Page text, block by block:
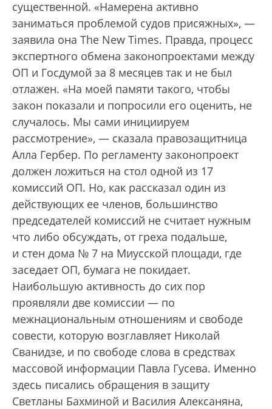
существенной. «Намерена активно
заниматься проблемой судов присяжных», —
заявила она The New Times. Правда, процесс
экспертного обмена законопроектами между
ОП и Госдумой за 8 месяцев так и не был
отлажен. «На моей памяти такого, чтобы
закон показали и попросили его оценить, не
случалось. Мы сами инициируем
рассмотрение», — сказала правозащитница
Алла Гербер. По регламенту законопроект
должен ложиться на стол одной из 17
комиссий ОП. Но, как рассказал один из
действующих ее членов, большинство
председателей комиссий не считает нужным
что либо обсуждать, от греха подальше,
и стен дома № 7 на Миусской площади, где
заседает ОП, бумага не покидает.
Наибольшую активность до сих пор
проявляли две комиссии — по
межнациональным отношениям и свободе
совести, которую возглавляет Николай
Сванидзе, и по свободе слова в средствах
массовой информации Павла Гусева. Именно
здесь писались обращения в защиту
Светланы Бахминой и Василия Алексаняна,